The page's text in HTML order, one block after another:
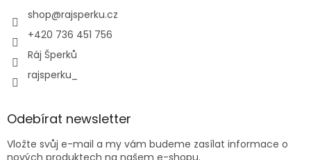
shop@rajsperku.cz
+420 736 451 756
Ráj Šperků
rajsperku_
Odebírat newsletter
Vložte svůj e-mail a my vám budeme zasílat informace o